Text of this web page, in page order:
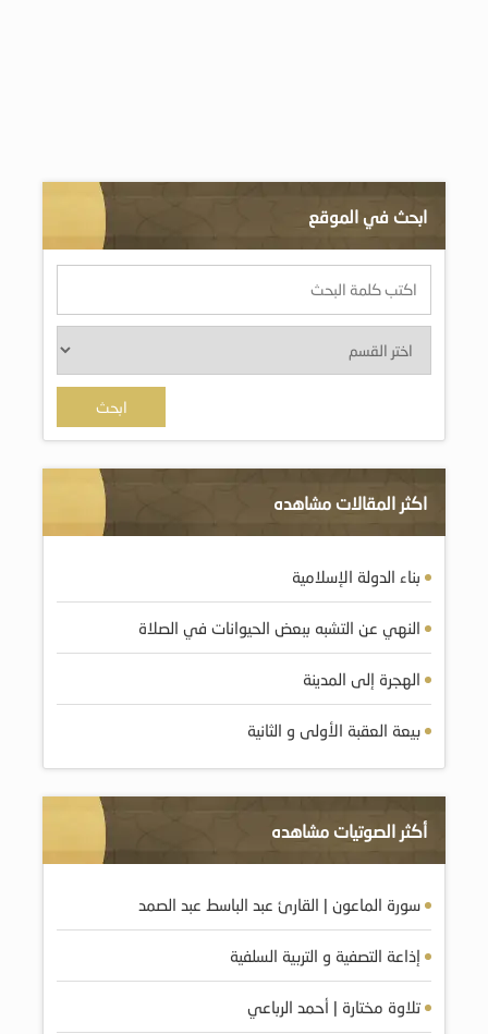
ابحث في الموقع
اكثر المقالات مشاهده
بناء الدولة الإسلامية
النهي عن التشبه ببعض الحيوانات في الصلاة
الهجرة إلى المدينة
بيعة العقبة الأولى و الثانية
أكثر الصوتيات مشاهده
سورة الماعون | القارئ عبد الباسط عبد الصمد
إذاعة التصفية و التربية السلفية
تلاوة مختارة | أحمد الرباعي